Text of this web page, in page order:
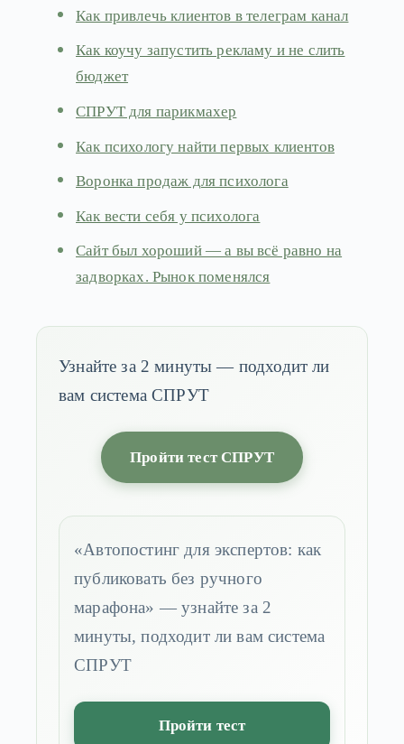
Как привлечь клиентов в телеграм канал
Как коучу запустить рекламу и не слить
бюджет
СПРУТ для парикмахер
Как психологу найти первых клиентов
Воронка продаж для психолога
Как вести себя у психолога
Сайт был хороший — а вы всё равно на
задворках. Рынок поменялся
Узнайте за 2 минуты — подходит ли
вам система СПРУТ
Пройти тест СПРУТ
«Автопостинг для экспертов: как
публиковать без ручного
марафона» — узнайте за 2
минуты, подходит ли вам система
СПРУТ
Пройти тест